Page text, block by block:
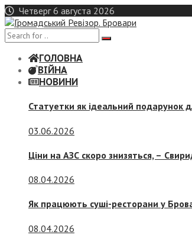
Skip
to
content
Четверг 6 августа 2026
ГОЛОВНА
ВІЙНА
НОВИНИ
Статуетки як ідеальний подарунок
03.06.2026
Ціни на АЗС скоро знизяться, –
08.04.2026
Як працюють суші-ресторани у
08.04.2026